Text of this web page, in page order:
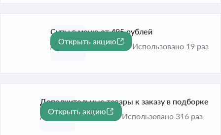
Супы в меню от 495 рублей
До 31 окт. 2026
Открыть акцию
Использовано 19 раз
Дополнительные товары к заказу в подборке
До 30 сент. 2026
Открыть акцию
Использовано 316 раз